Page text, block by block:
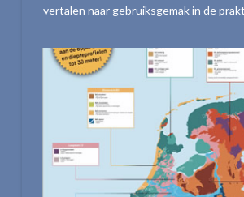
vertalen naar gebruiksgemak in de